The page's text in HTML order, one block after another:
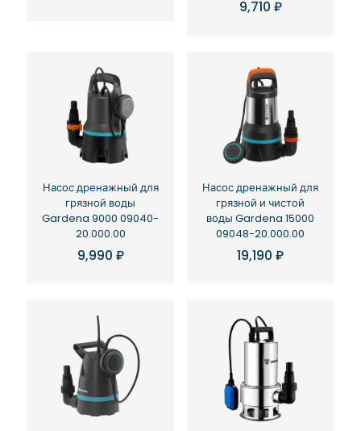
9,710 ₽
Насос дренажный для
грязной воды
Gardena 9000 09040-
20.000.00
9,990 ₽
Насос дренажный для
грязной и чистой
воды Gardena 15000
09048-20.000.00
19,190₽